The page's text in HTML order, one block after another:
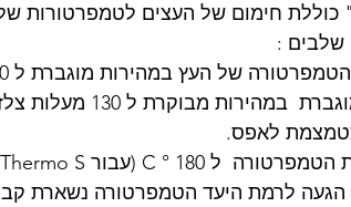
שלבים :
המהיר, הטמפרטורה
לאפס.
לרמת היעד הטמפרטורה נשארת